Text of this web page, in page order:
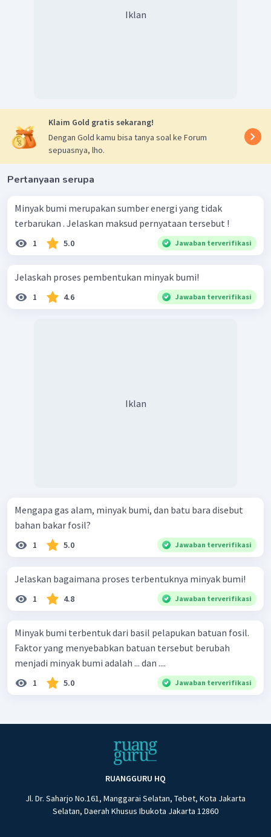
Iklan
Klaim Gold gratis sekarang!
Dengan Gold kamu bisa tanya soal ke Forum
sepuasnya, lho.
Pertanyaan serupa
Minyak bumi merupakan sumber energi yang tidak
terbarukan . Jelaskan maksud pernyataan tersebut !
1 5.0 Jawaban terverifikasi
Jelaskah proses pembentukan minyak bumi!
1 4.6 Jawaban terverifikasi
Iklan
Mengapa gas alam, minyak bumi, dan batu bara disebut
bahan bakar fosil?
1 5.0 Jawaban terverifikasi
Jelaskan bagaimana proses terbentuknya minyak bumi!
1 4.8 Jawaban terverifikasi
Minyak bumi terbentuk dari basil pelapukan batuan fosil.
Faktor yang menyebabkan batuan tersebut berubah
menjadi minyak bumi adalah ... dan ....
1 5.0 Jawaban terverifikasi
RUANGGURU HQ
Jl. Dr. Saharjo No.161, Manggarai Selatan, Tebet, Kota Jakarta
Selatan, Daerah Khusus Ibukota Jakarta 12860